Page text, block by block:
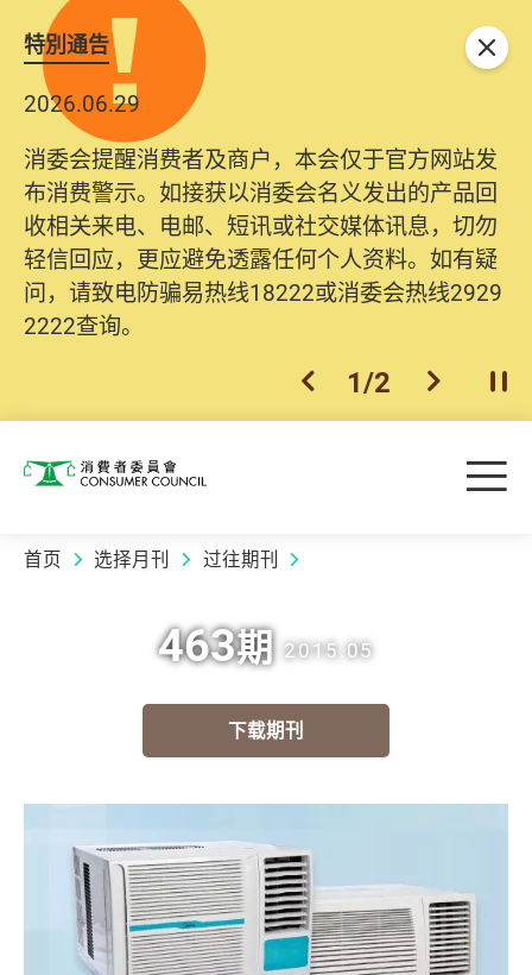
特別通告
2026.06.29
消委会提醒消费者及商户，本会仅于官方网站发
布消费警示。如接获以消委会名义发出的产品回
收相关来电、电邮、短讯或社交媒体讯息，切勿
轻信回应，更应避免透露任何个人资料。如有疑
问，请致电防骗易热线18222或消委会热线2929
2222查询。
上一个
1/2 下一个开
关闭
消费者委员会 目
首页 选择月刊 过往期刊
463期 2015.05
下载期刊